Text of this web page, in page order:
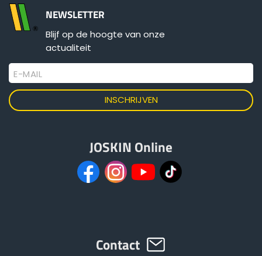
Česká republika
ελληνικά
NEWSLETTER
Blijf op de hoogte van onze
actualiteit
E-MAIL
JOSKIN Online
Contact